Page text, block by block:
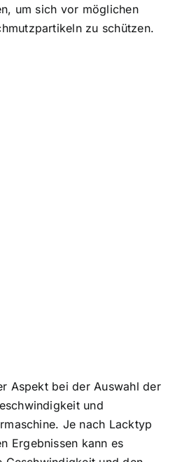
um sich vor möglichen
zu schützen.
Aspekt bei der Auswahl der
und
Je nach Lacktyp
Ergebnissen kann es